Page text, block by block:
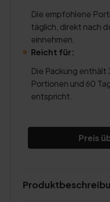
Die empfohlene
täglich, direkt nach
einnehmen.
Reicht für:
Die Packung enthält
Portionen und 60
entspricht.
Preis